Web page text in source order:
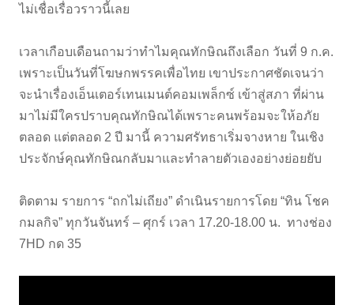
ไม่เชื่อเรื่อวราวนี้เลย
เวลาเกือบเดือนถามว่าทำไมคุณทักษิณถึงเลือก วันที่ 9 ก.ค.
เพราะเป็นวันที่โฆษกพรรคเพื่อไทย เขาประกาศชัดเจนว่า
จะนำเรื่องเอ็นเตอร์เทนเมนต์คอมเพล็กซ์ เข้าสู่สภา ที่ผ่าน
มาไม่มีใครปราบคุณทักษิณได้เพราะคนพร้อมจะให้อภัย
ตลอด แต่ตลอด 2 ปี มานี้ ความศรัทธาเริ่มจางหาย ในเชิง
ประจักษ์คุณทักษิณกลับมาและทำลายตัวเองอย่างย่อยยับ
ติดตาม รายการ “ถกไม่เถียง” ดำเนินรายการโดย “ทิน โชค
กมลกิจ” ทุกวันจันทร์ – ศุกร์ เวลา 17.20-18.00 น. ทางช่อง
7HD กด 35